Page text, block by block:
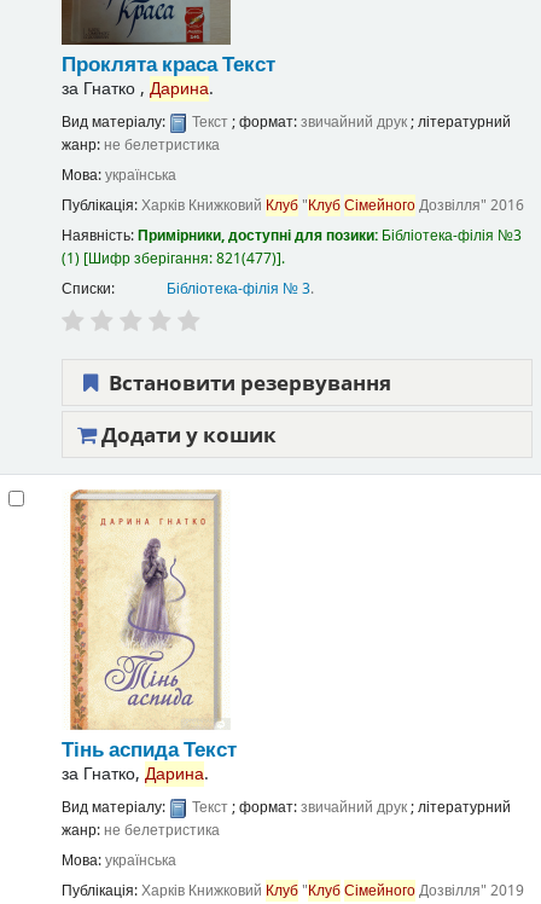
Проклята красаТекст
за Гнатко , Дарина.
Вид матеріалу: Текст; формат:звичайний друк; літературний
жанр: не белетристика
Мова:українська
Публікація:Харків Книжковий Клуб"КлубСімейногоДозвілля" 2016
Наявність:Примірники, доступні для позики: Бібліотека-філія №3
(1) Шифр зберігання:821(477) .
Списки:
Бібліотека-філія № 3.
Встановити резервування
Додати у кошик
Тінь аспидаТекст
за Гнатко, Дарина.
Вид матеріалу: Текст; формат:звичайний друк; літературний
жанр:не белетристика
Мова:українська
Публікація:Харків Книжковий Клуб"КлубСімейногоДозвілля" 2019